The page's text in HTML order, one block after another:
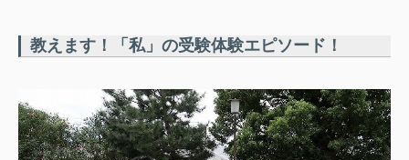
教えます！「私」の受験体験エピソード！